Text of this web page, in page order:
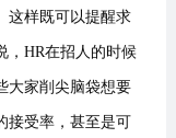
这样既可以提醒求
，HR在招人的时候
大家削尖脑袋想要
接受率，甚至是可